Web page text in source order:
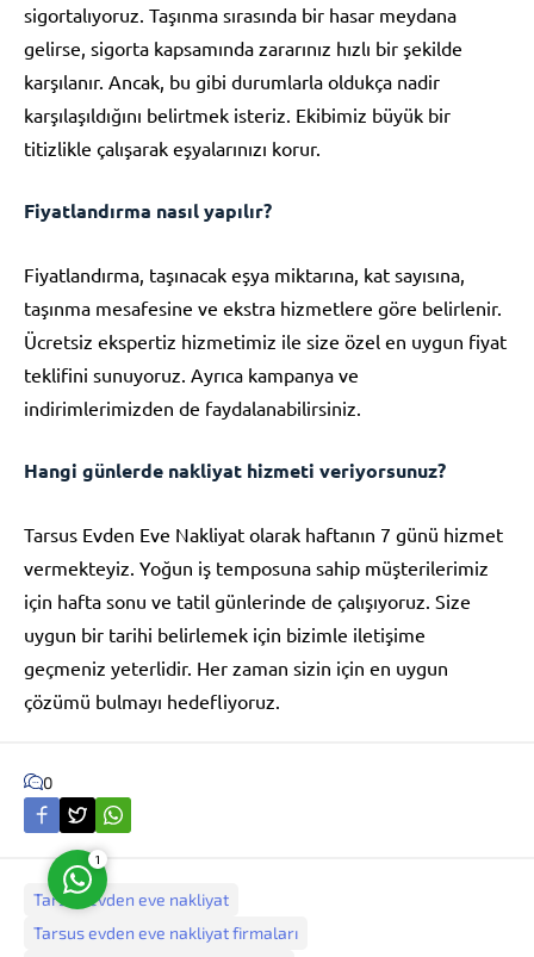
sigortalıyoruz. Taşınma sırasında bir hasar meydana
gelirse, sigorta kapsamında zararınız hızlı bir şekilde
karşılanır. Ancak, bu gibi durumlarla oldukça nadir
karşılaşıldığını belirtmek isteriz. Ekibimiz büyük bir
titizlikle çalışarak eşyalarınızı korur.
Fiyatlandırma nasıl yapılır?
Fiyatlandırma, taşınacak eşya miktarına, kat sayısına,
taşınma mesafesine ve ekstra hizmetlere göre belirlenir.
Ücretsiz ekspertiz hizmetimiz ile size özel en uygun fiyat
teklifini sunuyoruz. Ayrıca kampanya ve
indirimlerimizden de faydalanabilirsiniz.
Hangi günlerde nakliyat hizmeti veriyorsunuz?
Tarsus Evden Eve Nakliyat olarak haftanın 7 günü hizmet
vermekteyiz. Yoğun iş temposuna sahip müşterilerimiz
için hafta sonu ve tatil günlerinde de çalışıyoruz. Size
uygun bir tarihi belirlemek için bizimle iletişime
geçmeniz yeterlidir. Her zaman sizin için en uygun
çözümü bulmayı hedefliyoruz.
0
Tarsus evden eve nakliyat
Tarsus evden eve nakliyat firmaları
Müşteri Temsilcisi
1